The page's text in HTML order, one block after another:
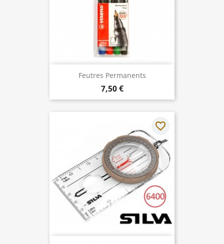
Feutres Permanents
7,50 €
favorite_border